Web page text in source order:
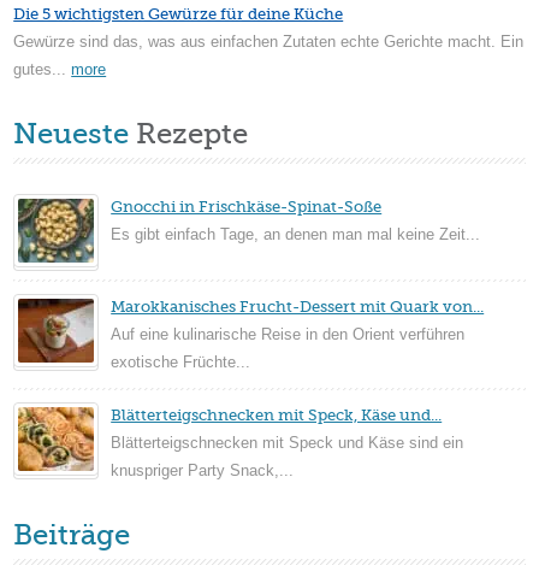
Die 5 wichtigsten Gewürze für deine Küche
Gewürze sind das, was aus einfachen Zutaten echte Gerichte macht. Ein
gutes...more
Neueste Rezepte
Gnocchi in Frischkäse-Spinat-Soße
Es gibt einfach Tage, an denen man mal keine Zeit...
Marokkanisches Frucht-Dessert mit Quark von...
Auf eine kulinarische Reise in den Orient verführen
exotische Früchte...
Blätterteigschnecken mit Speck, Käse und...
Blätterteigschnecken mit Speck und Käse sind ein
knuspriger Party Snack,...
Beiträge